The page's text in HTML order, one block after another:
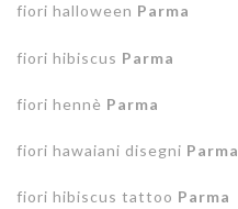
fiori halloween Parma
fiori hibiscus Parma
fiori hennè Parma
fiori hawaiani disegni Parma
fiori hibiscus tattoo Parma